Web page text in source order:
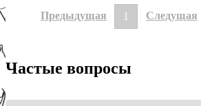
Предыдущая 1 Следущая
Частые вопросы